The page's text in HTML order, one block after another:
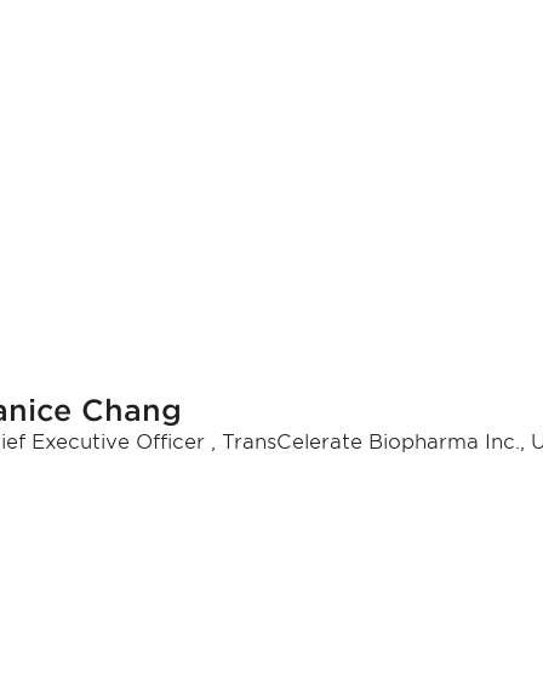
Chang
Executive Officer , TransCelerate Biopharma Inc.,